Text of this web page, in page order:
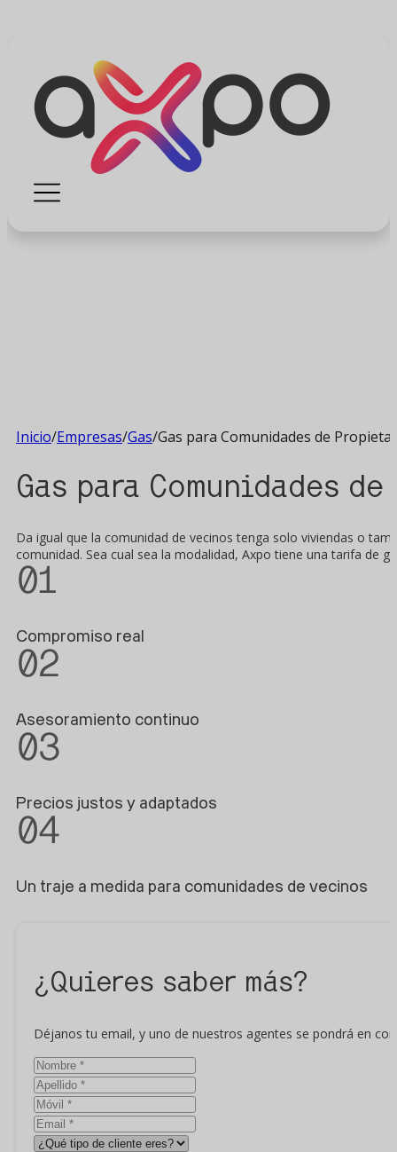
Inicio/Empresas/Gas/Gas para Comunidades de
Gas para Comunidades
Da igual que la comunidad de vecinos tenga solo viviendas o
comunidad. Sea cual sea la modalidad, Axpo tiene una tarifa de
01
Compromiso real
02
Asesoramiento continuo
03
Precios justos y adaptados
04
Un traje a medida para comunidades de vecinos
¿Quieres saber más?
Déjanos tu email, y uno de nuestros agentes se pondrá en